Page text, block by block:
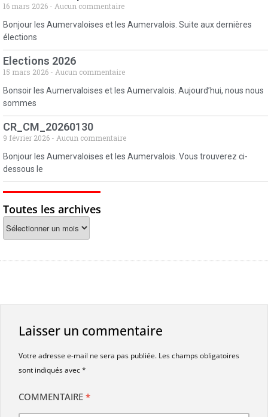
16 mars 2026
Aucun commentaire
Bonjour les Aumervaloises et les Aumervalois. Suite aux dernières
élections
Elections 2026
15 mars 2026
Aucun commentaire
Bonsoir les Aumervaloises et les Aumervalois. Aujourd’hui, nous nous
sommes
CR_CM_20260130
9 février 2026
Aucun commentaire
Bonjour les Aumervaloises et les Aumervalois. Vous trouverez ci-
dessous le
Toutes les archives
Laisser un commentaire
Votre adresse e-mail ne sera pas publiée. Les champs obligatoires
sont indiqués avec*
COMMENTAIRE *